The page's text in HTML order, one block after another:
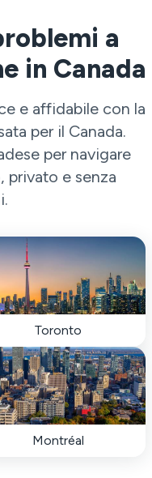
a
in Canada
e affidabile con la
per il Canada.
per navigare
privato e senza
Toronto
Montréal